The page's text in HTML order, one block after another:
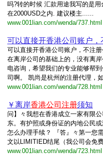
吗?转的时候 汇款用途我写的是
在2000USD之内. 建议楼主......
www.001lian.com/wenda/
可以直接开香港公司账户，
可以直接开香港公司账户，不注
在离岸公司的基础上的，没有离
电咨询，希望我们的专业能够帮
司啊。 凯尚是杭州的注册代理，
www.001lian.com/wenda/
￥离岸香港公司注册须知
问】々我想在香港成立一家有限
东。有护照或身份证的内地公民
怎么办理手续？ 『答』々第一您
文以LIMITIED结尾（我公司会免
www.001lian.com/wenda/